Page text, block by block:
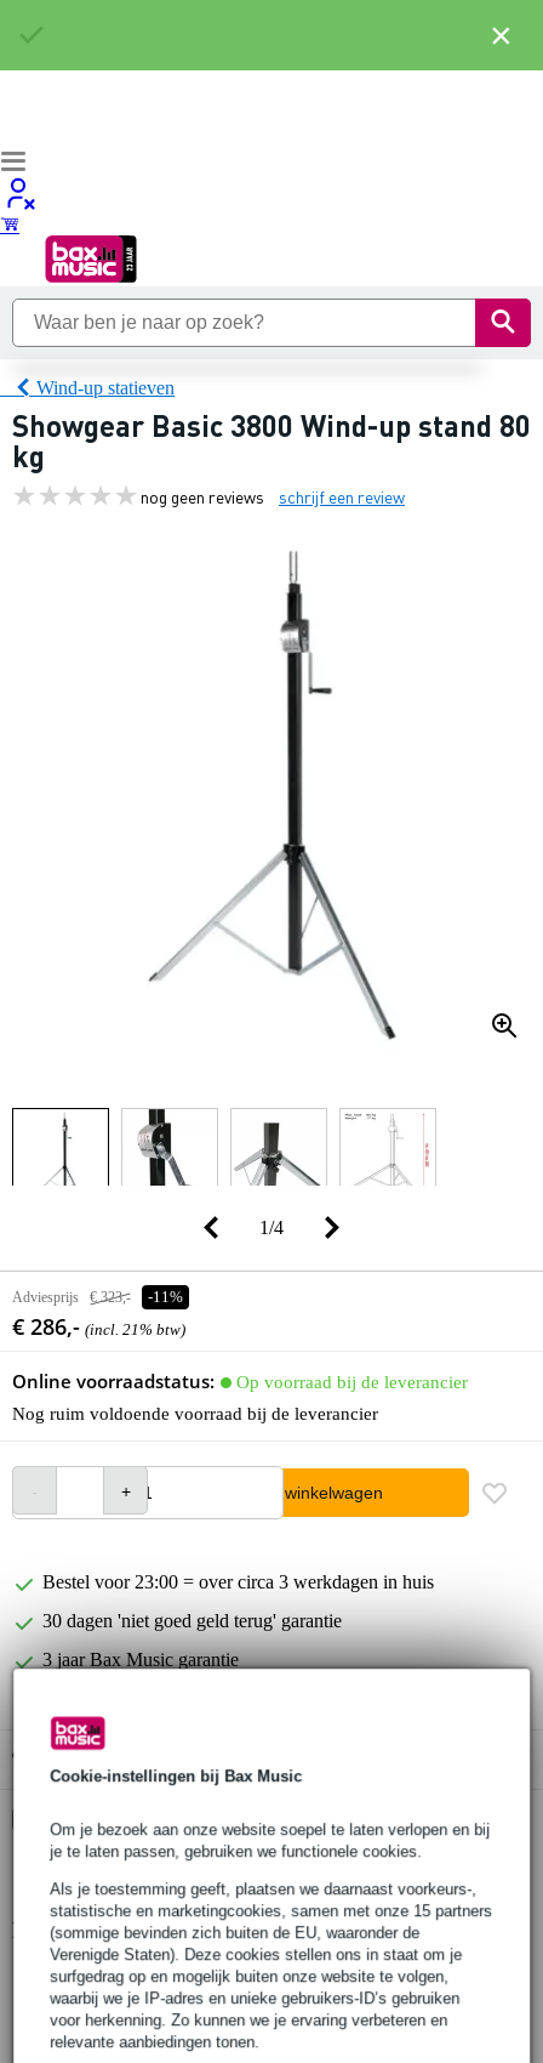
Cookie-instellingen bij Bax Music
Om je bezoek aan onze website soepel te laten verlopen en bij
je te laten passen, gebruiken we functionele cookies.
Als je toestemming geeft, plaatsen we daarnaast voorkeurs-,
statistische en marketingcookies, samen met onze 15 partners
(sommige bevinden zich buiten de EU, waaronder de
Verenigde Staten). Deze cookies stellen ons in staat om je
surfgedrag op en mogelijk buiten onze website te volgen,
waarbij we je IP-adres en unieke gebruikers-ID’s gebruiken
voor herkenning. Zo kunnen we je ervaring verbeteren en
relevante aanbiedingen tonen.
Wind-up statieven
Showgear Basic 3800 Wind-up stand 80
kg
nog geen reviews schrijf een review
1/4
Adviesprijs € 323,- -11%
€ 286,- (incl. 21% btw)
Online voorraadstatus:
Op voorraad bij de leverancier
Nog ruim voldoende voorraad bij de leverancier
In winkelwagen
Bestel voor 23:00 = over circa 3 werkdagen in huis
30 dagen 'niet goed geld terug' garantie
3 jaar Bax Music garantie
Gratis ophalen in de winkel
voordelen
Productinformatie
hoogte (mm): 1755 mm
minimale hoogte (m): 1.8 m
maximale hoogte (m): 3.8 m
×